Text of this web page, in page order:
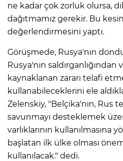
ne kadar çok zorluk olursa,
dağıtmamız gerekir. Bu
değerlendirmesini yaptı.
Görüşmede, Rusya'nın
Rusya'nın saldırganlığından
kaynaklanan zararı telafi
kullanabileceklerini ele
Zelenskiy, "Belçika'nın, Rus
savunmayı desteklemek
varlıklarının kullanılmasına
başlatan ilk ülke olması
kullanılacak." dedi.